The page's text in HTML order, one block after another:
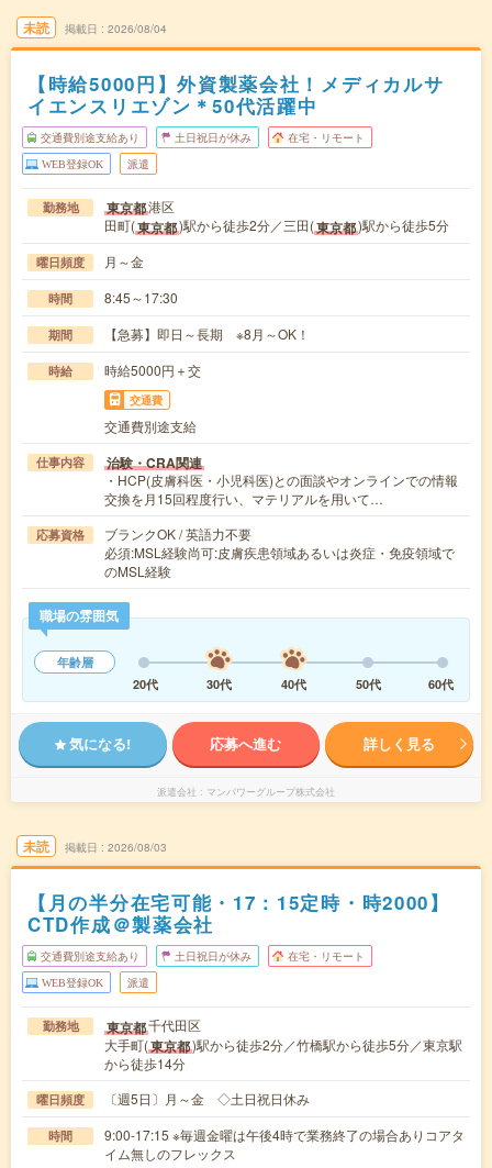
未読 掲載日 2026/08/04
【時給5000円】外資製薬会社！メディカルサ
イエンスリエゾン＊50代活躍中
交通費別途支給あり 土日祝日が休み 在宅・リモート
WEB登録OK 派遣
勤務地 東京都港区
田町(東京都)駅から徒歩2分／三田(東京都)駅から徒歩5分
曜日頻度 月～金
時間 8:45～17:30
期間 【急募】即日～長期 ※8月～OK！
時給 時給5000円＋交
交通費
交通費別途支給
仕事内容 治験・CRA関連
・HCP(皮膚科医・小児科医)との面談やオンラインでの情報
交換を月15回程度行い、マテリアルを用いて…
応募資格
ブランクOK / 英語力不要
必須:MSL経験尚可:皮膚疾患領域あるいは炎症・免疫領域で
のMSL経験
職場の雰囲気
年齢層
20代
30代 40代 50代 60代
気になる! 応募へ進む 詳しく見る
派遣会社 マンパワーグループ株式会社
未読 掲載日 2026/08/03
【月の半分在宅可能・17：15定時・時2000】
CTD作成＠製薬会社
交通費別途支給あり 土日祝日が休み 在宅・リモート
WEB登録OK 派遣
勤務地 東京都千代田区
大手町(東京都)駅から徒歩2分／竹橋駅から徒歩5分／東京駅
から徒歩14分
曜日頻度 〔週5日〕月～金 ◇土日祝日休み
時間
9:00-17:15 ※毎週金曜は午後4時で業務終了の場合ありコアタ
イム無しのフレックス